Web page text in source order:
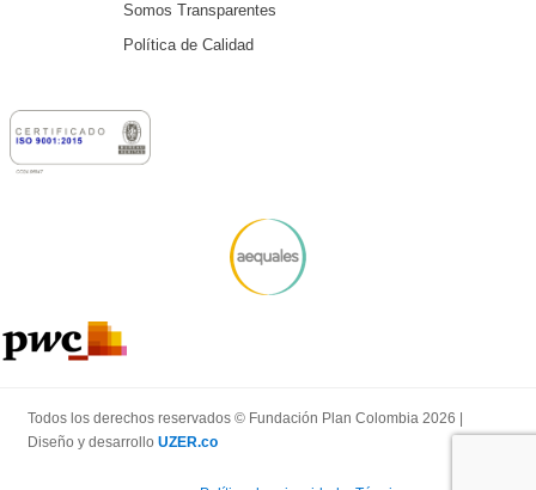
Somos Transparentes
Política de Calidad
Todos los derechos reservados © Fundación Plan Colombia 2026 |
Diseño y desarrollo UZER.co